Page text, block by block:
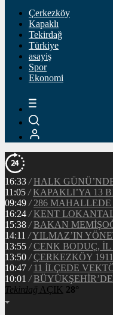
Çerkezköy
Kapaklı
Tekirdağ
Türkiye
asayiş
Spor
Ekonomi
16:33 / HALK
11:05 / KAPAKLI’YA 13
09:49 / 286
16:24 / KENT
15:38 / BAKAN
14:11 /YILMAZ’IN
13:55 / CENK BODUÇ,
13:50 / ÇERKEZKÖY
10:47 / 11 İLÇEDE
10:01 /
Tekirdağ AÇIK 28°